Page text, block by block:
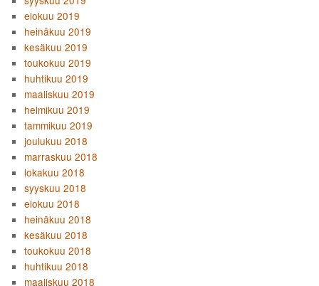
elokuu 2019
heinäkuu 2019
kesäkuu 2019
toukokuu 2019
huhtikuu 2019
maaliskuu 2019
helmikuu 2019
tammikuu 2019
joulukuu 2018
marraskuu 2018
lokakuu 2018
syyskuu 2018
elokuu 2018
heinäkuu 2018
kesäkuu 2018
toukokuu 2018
huhtikuu 2018
maaliskuu 2018